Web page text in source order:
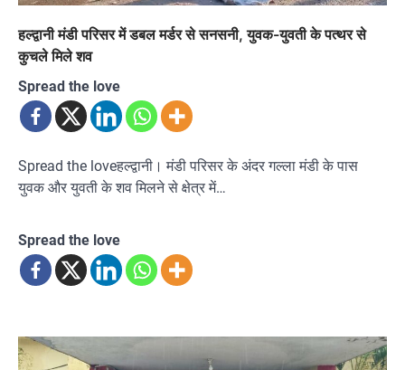
हल्द्वानी मंडी परिसर में डबल मर्डर से सनसनी, युवक-युवती के पत्थर से
कुचले मिले शव
Spread the love
Spread the loveहल्द्वानी। मंडी परिसर के अंदर गल्ला मंडी के पास
युवक और युवती के शव मिलने से क्षेत्र में…
Spread the love